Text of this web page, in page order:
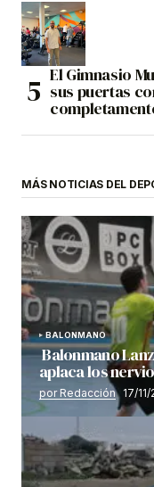
El Gimnasio
sus puertas
MÁS NOTICIAS DEL
BALONMANO
Balonmano
aplaca los
por Redacción 17/